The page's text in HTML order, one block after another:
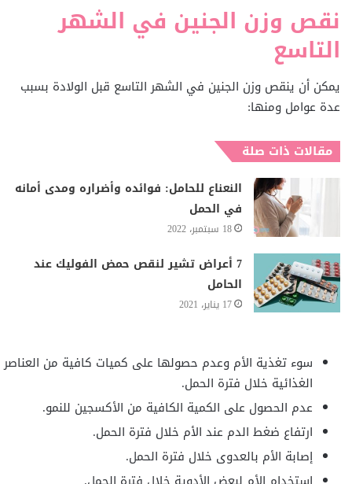
نقص وزن الجنين في الشهر
التاسع
يمكن أن ينقص وزن الجنين في الشهر التاسع قبل الولادة بسبب
عدة عوامل ومنها:
مقالات ذات صلة
النعناع للحامل: فوائده وأضراره ومدى أمانه
في الحمل
18 سبتمبر، 2022
7 أعراض تشير لنقص حمض الفوليك عند
الحامل
17 يناير، 2021
سوء تغذية الأم وعدم حصولها على كميات كافية من العناصر
الغذائية خلال فترة الحمل.
عدم الحصول على الكمية الكافية من الأكسجين للنمو.
ارتفاع ضغط الدم عند الأم خلال فترة الحمل.
إصابة الأم بالعدوى خلال فترة الحمل.